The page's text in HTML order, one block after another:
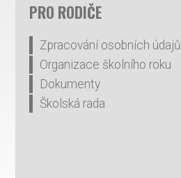
PRO RODIČE
Zpracování osobních údajů
Organizace školního roku
Dokumenty
Školská rada